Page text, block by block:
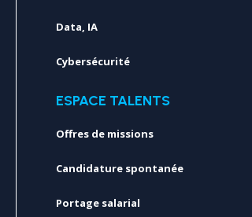
Data, IA
Cybersécurité
ESPACE TALENTS
Offres de missions
Candidature spontanée
Portage salarial